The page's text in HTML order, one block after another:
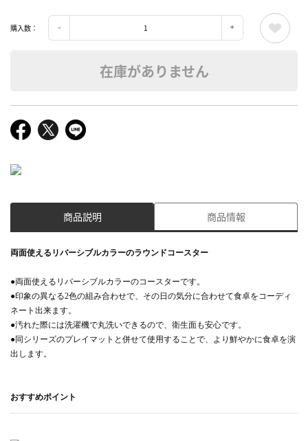
購入数：
在庫がありません
商品説明 商品情報
両面使えるリバーシブルカラーのラウンドコースター
●両面使えるリバーシブルカラーのコースターです。
●印象の異なる2色の組み合わせで、その日の気分に合わせて食卓をコーディ
ネート出来ます。
●汚れた際には洗濯機で丸洗いできるので、衛生面も安心です。
●同シリーズのプレイマットと併せて使用することで、より鮮やかに食卓を演
出します。
おすすめポイント